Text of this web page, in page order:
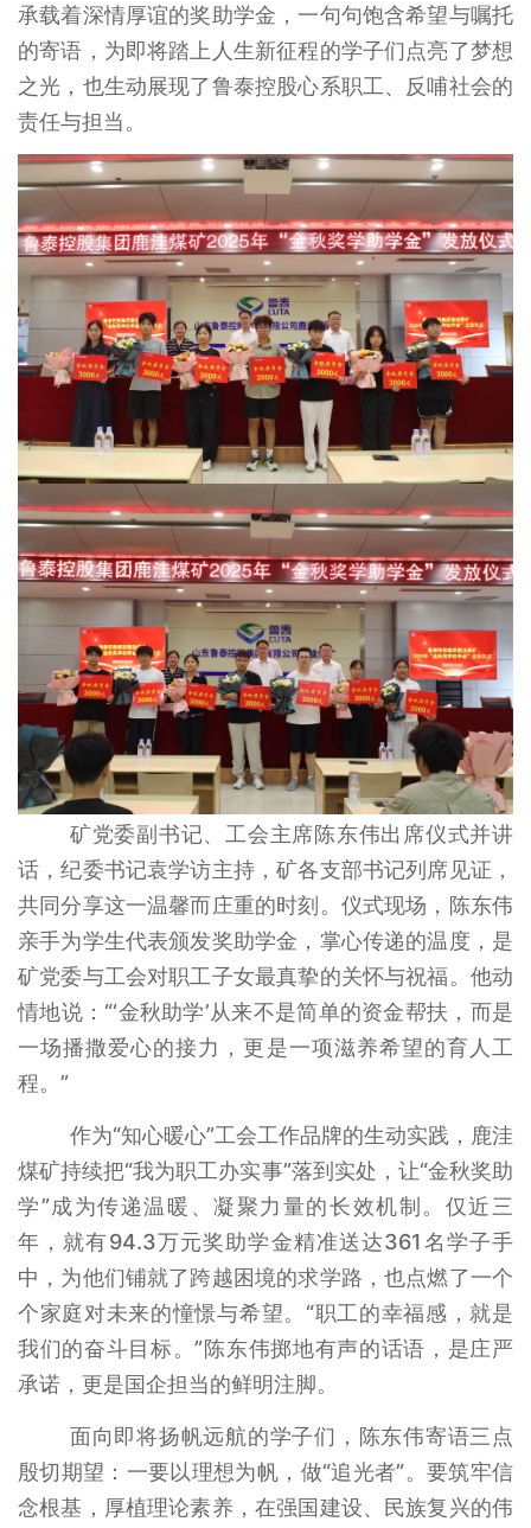
承载着深情厚谊的奖助学金，一句句饱含希望与嘱托
的寄语，为即将踏上人生新征程的学子们点亮了梦想
之光，也生动展现了鲁泰控股心系职工、反哺社会的
责任与担当。
矿党委副书记、工会主席陈东伟出席仪式并讲
话，纪委书记袁学访主持，矿各支部书记列席见证，
共同分享这一温馨而庄重的时刻。仪式现场，陈东伟
亲手为学生代表颁发奖助学金，掌心传递的温度，是
矿党委与工会对职工子女最真挚的关怀与祝福。他动
情地说：“‘金秋助学’从来不是简单的资金帮扶，而是
一场播撒爱心的接力，更是一项滋养希望的育人工
程。”
作为“知心暖心”工会工作品牌的生动实践，鹿洼
煤矿持续把“我为职工办实事”落到实处，让“金秋奖助
学”成为传递温暖、凝聚力量的长效机制。仅近三
年，就有94.3万元奖助学金精准送达361名学子手
中，为他们铺就了跨越困境的求学路，也点燃了一个
个家庭对未来的憧憬与希望。“职工的幸福感，就是
我们的奋斗目标。”陈东伟掷地有声的话语，是庄严
承诺，更是国企担当的鲜明注脚。
面向即将扬帆远航的学子们，陈东伟寄语三点
殷切期望：一要以理想为帆，做“追光者”。要筑牢信
念根基，厚植理论素养，在强国建设、民族复兴的伟